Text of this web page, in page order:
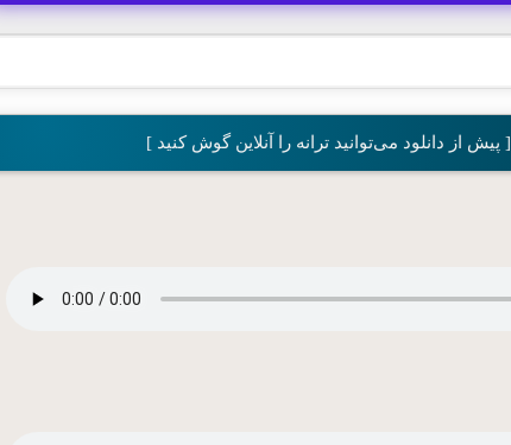
[ پیش از دانلود می‌توانید ترانه را آنلاین گوش کنید ]